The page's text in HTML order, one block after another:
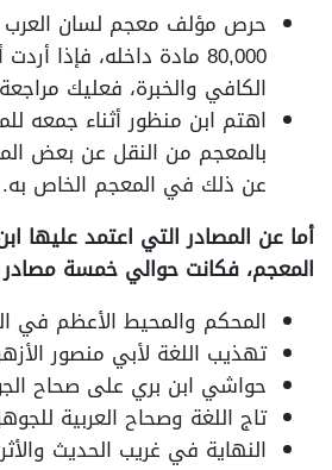
حرص مؤلف معجم لسان
80,000 مادة داخله، فإذا
الكافي والخبرة، فعليك
اهتم ابن منظور أثناء جمعه
بالمعجم من النقل عن بعض
عن ذلك في المعجم الخاص به.
أما عن المصادر التي اعتمد عليها
المعجم، فكانت حوالي خمسة
المحكم والمحيط الأعظم في
تهذيب اللغة لأبي منصور
حواشي ابن بري على صحاح
تاج اللغة وصحاح العربية
النهاية في غريب الحديث